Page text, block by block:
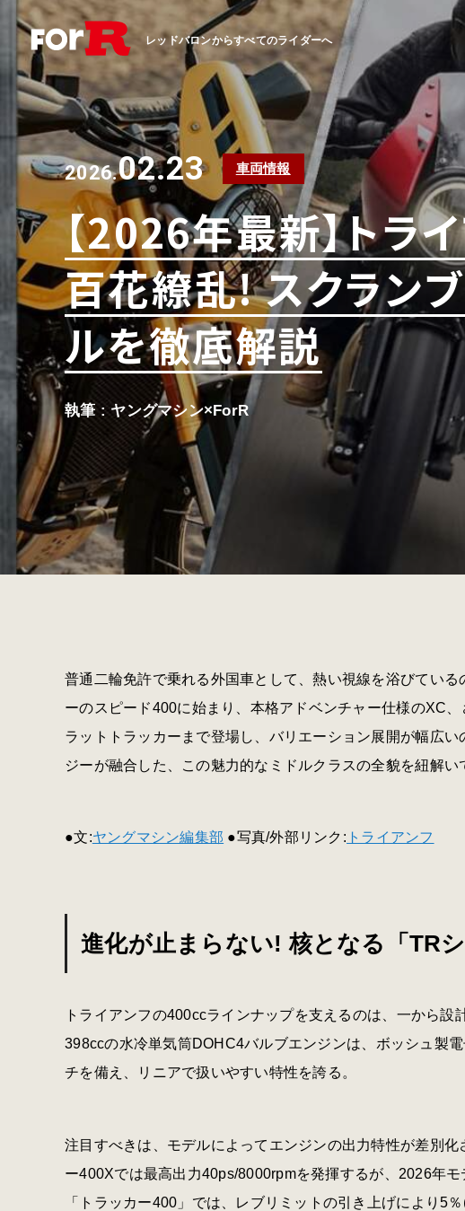
レッドバロンからすべてのライダーへ
2026.02.23 車両情報
【2026年最新】ト
百花繚乱! スクラン
ルを徹底解説
執筆 : ヤングマシン×ForR
普通二輪免許で乗れる外国車として、熱い視線を浴びてい
ーのスピード400に始まり、本格アドベンチャー仕様のXC
ラットトラッカーまで登場し、バリエーション展開が幅広
ジーが融合した、この魅力的なミドルクラスの全貌を紐解い
●文:ヤングマシン編集部 ●写真/外部リンク: トライアンフ
進化が止まらない! 核となる「TR
トライアンフの400ccラインナップを支えるのは、一から
398ccの水冷単気筒DOHC4バルブエンジンは、ボッシュ製
チを備え、リニアで扱いやすい特性を誇る。
注目すべきは、モデルによってエンジンの出力特性が差別
ー400Xでは最高出力40ps/8000rpmを発揮するが、2026年
「トラッカー400」では、レブリミットの引き上げにより5